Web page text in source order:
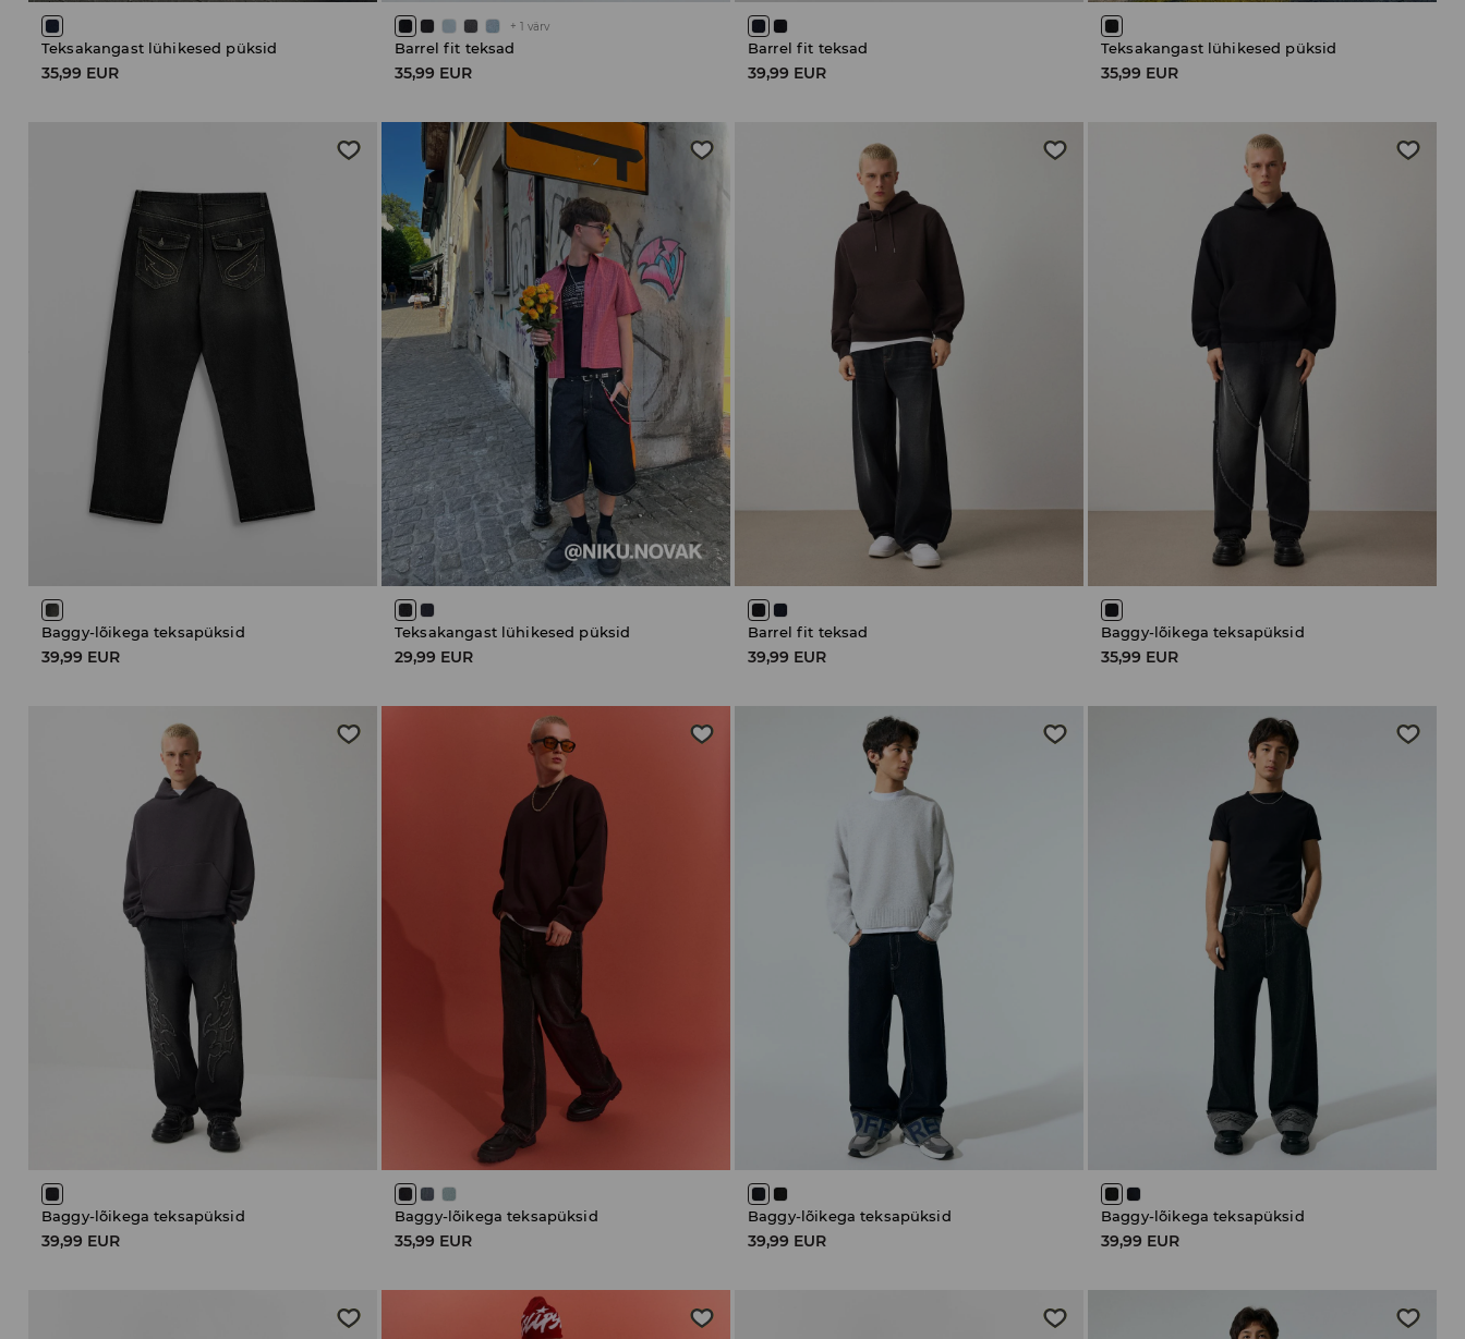
Teksakangast lühikesed püksid
35,99 EUR
+ 1 värv
Barrel fit teksad
35,99 EUR
Barrel fit teksad
39,99 EUR
Teksakangast lühikesed püksid
35,99 EUR
Baggy-lõikega teksapüksid
39,99 EUR
Teksakangast lühikesed püksid
29,99 EUR
Barrel fit teksad
39,99 EUR
Baggy-lõikega teksapüksid
35,99 EUR
Baggy-lõikega teksapüksid
39,99 EUR
Baggy-lõikega teksapüksid
35,99 EUR
Baggy-lõikega teksapüksid
39,99 EUR
Baggy-lõikega teksapüksid
39,99 EUR